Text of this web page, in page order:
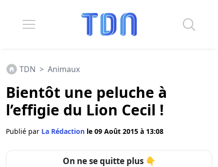
TDN > Animaux
Bientôt une peluche à
l’effigie du Lion Cecil !
Publié par La Rédaction le 09 Août 2015 à 13:08
On ne se quitte plus 👇